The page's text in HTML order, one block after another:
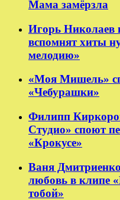
Мама замёрзла
Игорь Николаев
вспомнят хиты
мелодию»
«Моя Мишель»
«Чебурашки»
Филипп
Студио» споют
«Крокусе»
Ваня
любовь в клипе
тобой»